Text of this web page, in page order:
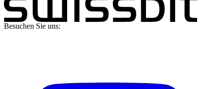
Besuchen Sie uns: